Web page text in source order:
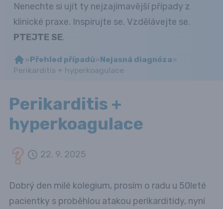
Nenechte si ujít ty nejzajímavější případy z
klinické praxe. Inspirujte se. Vzdělávejte se.
PTEJTE SE.
»Přehled případů»Nejasná diagnóza»
Perikarditis + hyperkoagulace
Perikarditis +
hyperkoagulace
22. 9. 2025
Dobrý den milé kolegium, prosím o radu u 50leté
pacientky s proběhlou atakou perikarditídy, nyní